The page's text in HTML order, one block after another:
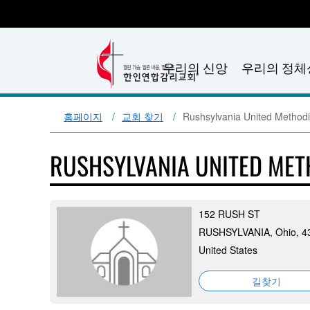
우리의 신앙 우리의 정체
홈페이지 교회 찾기 Rushsylvania United
RUSHSYLVANIA UNITED
152 RUSH ST
RUSHSYLVANIA, Ohio,
United States
길찾기